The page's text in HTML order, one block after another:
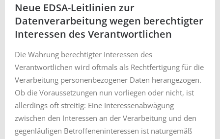
Neue EDSA-Leitlinien zur
Datenverarbeitung wegen berechtigter
Interessen des Verantwortlichen
Die Wahrung berechtigter Interessen des
Verantwortlichen wird oftmals als Rechtfertigung für die
Verarbeitung personenbezogener Daten herangezogen.
Ob die Voraussetzungen nun vorliegen oder nicht, ist
allerdings oft streitig: Eine Interessenabwägung
zwischen den Interessen an der Verarbeitung und den
gegenläufigen Betroffeneninteressen ist naturgemäß